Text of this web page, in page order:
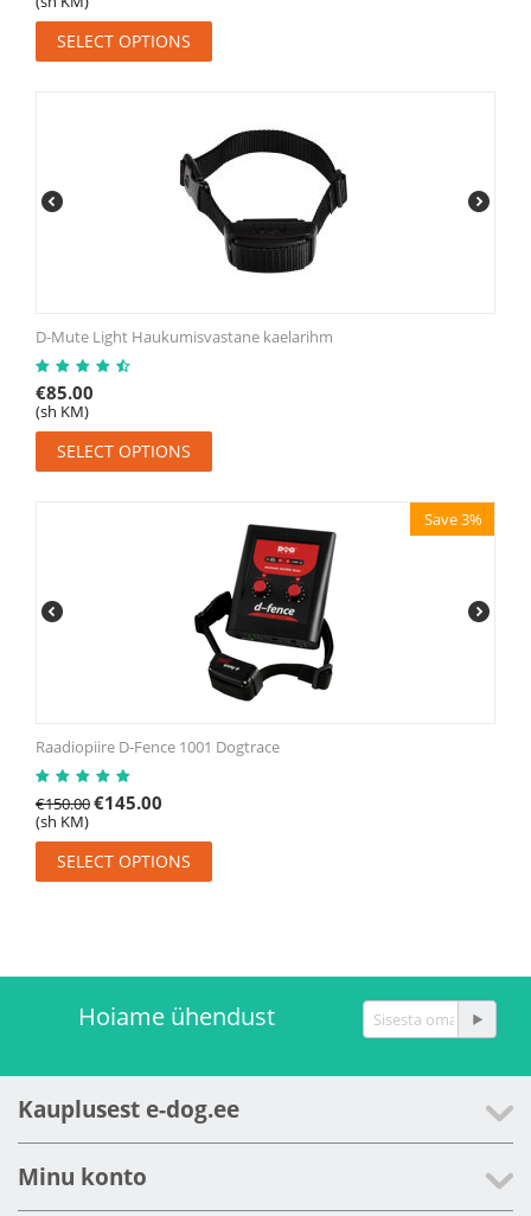
SELECT OPTIONS
D-Mute Light Haukumisvastane kaelarihm
€85.00
(sh KM)
SELECT OPTIONS
Save 3%
Raadiopiire D-Fence 1001 Dogtrace
€150.00€145.00
(sh KM)
SELECT OPTIONS
Hoiame ühendust
Kauplusest e-dog.ee
Minu konto